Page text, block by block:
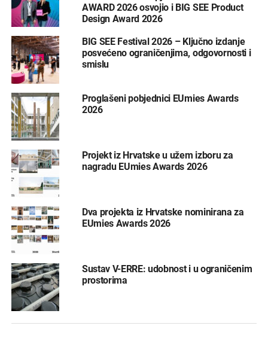
AWARD 2026 osvojio i BIG SEE Product
Design Award 2026
BIG SEE Festival 2026 – Ključno izdanje
posvećeno ograničenjima, odgovornosti i
smislu
Proglašeni pobjednici EUmies Awards
2026
Projekt iz Hrvatske u užem izboru za
nagradu EUmies Awards 2026
Dva projekta iz Hrvatske nominirana za
EUmies Awards 2026
Sustav V-ERRE: udobnost i u ograničenim
prostorima